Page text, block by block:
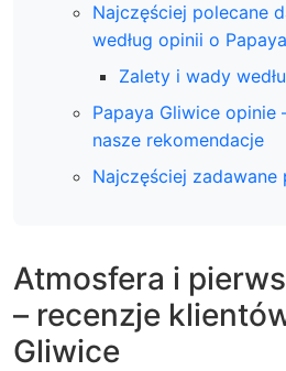
Najczęściej polecane
według opinii o
Zalety i wady
Papaya Gliwice opinie
nasze rekomendacje
Najczęściej zadawane
Atmosfera i
– recenzje
Gliwice